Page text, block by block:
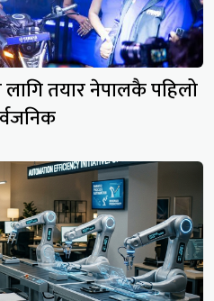
लागि तयार नेपालकै पहिलो